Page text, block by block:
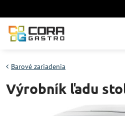
Barové zariadenia
Výrobník ľadu